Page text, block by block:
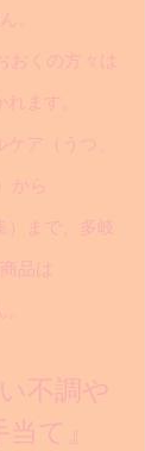
。
おくの方々は
れます。
ア（うつ、
から
）まで、多岐
品は
不調や
て』